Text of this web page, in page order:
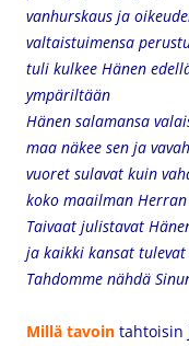
vanhurskaus ja
valtaistuimensa
tuli kulkee Hänen
ympäriltään
Hänen salamansa
maa näkee sen ja
vuoret sulavat kuin
koko maailman Herran
Taivaat julistavat
ja kaikki kansat
Tahdomme nähdä
Millä tavoin tahtoisin